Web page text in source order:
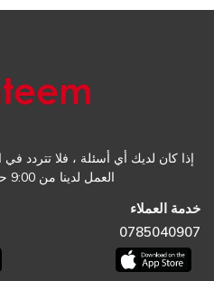
إذا كان لديك أي أسئلة ، فلا تتردد
العمل لدينا من 9:00 حتي 18:00 من السبت إلى الخميس
خدمة العملاء
0785040907